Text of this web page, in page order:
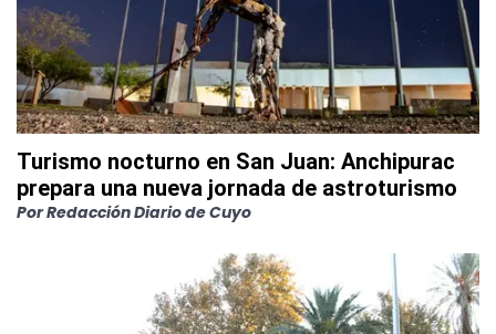
Turismo nocturno en San Juan: Anchipurac
prepara una nueva jornada de astroturismo
PorRedacción Diario de Cuyo